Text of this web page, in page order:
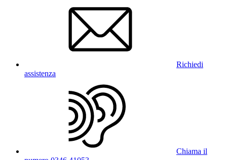
Richiedi
assistenza
Chiama il